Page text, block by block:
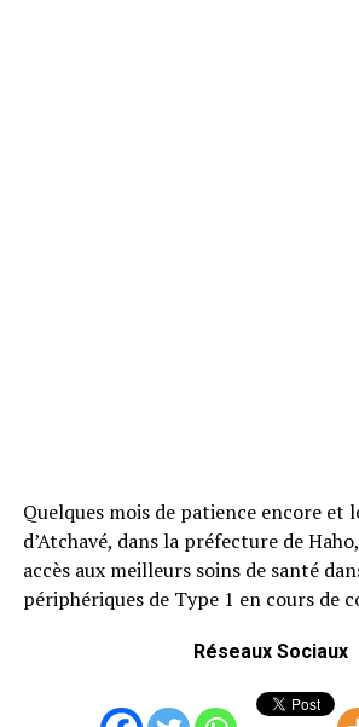
Quelques mois de patience encore et
d’Atchavé, dans la préfecture de
accès aux meilleurs soins de santé
périphériques de Type 1 en cours de
Réseaux Sociaux